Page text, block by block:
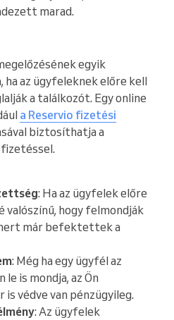
marad.
egyik
ha az ügyfeleknek előre kell
a találkozót. Egy online
a Reservio fizetési
biztosíthatja a
: Ha az ügyfelek előre
valószínű, hogy felmondják
már befektettek a
: Még ha egy ügyfél az
is mondja, az Ön
is védve van pénzügyileg.
: Az ügyfelek